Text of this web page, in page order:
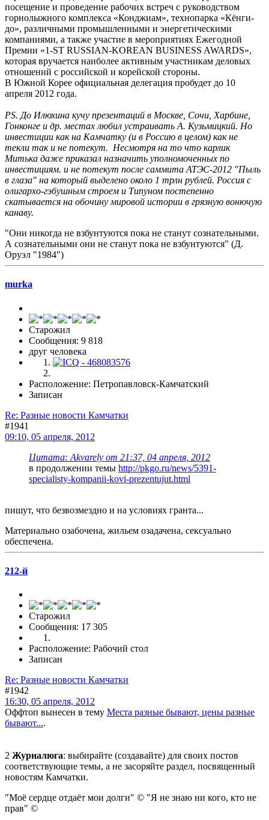
посещение и проведение рабочих встреч с руководством
горнолыжного комплекса «Конджиам», технопарка «Кёнги-
до», различными промышленными и энергетическими
компаниями, а также участие в мероприятиях Ежегодной
Премии «1-ST RUSSIAN-KOREAN BUSINESS AWARDS»,
которая вручается наиболее активным участникам деловых
отношений с российской и корейской стороны.
В Южной Корее официальная делегация пробудет до 10
апреля 2012 года.
PS. До Илюхина кучу презентаций в Москве, Сочи, Харбине,
Гонконге и др. местах любил устраивать А. Кузьмицкий. Но
инвестиции как на Камчатку (и в Россию в целом) как не
текли так и не потекут. Несмотря на то что карлик
Митька даже приказал назначить уполномоченных по
инвестициям. и не потекут после саммита АТЭС-2012 "Пыль
в глаза" на который выделено около 1 трлн рублей. Россия с
олигархо-гэбушным строем и Типуном постепенно
скатывается на обочину мировой истории в грязную вонючую
канаву.
"Они никогда не взбунтуются пока не станут сознательными.
А сознательными они не станут пока не взбунтуются" (Д.
Оруэл "1984")
murka
Старожил
Сообщения: 9 818
друг человека
Расположение: Петропавловск-Камчатский
Записан
Re: Разные новости Камчатки
#1941
09:10, 05 апреля, 2012
Цитата: Akvarely от 21:37, 04 апреля, 2012
в продолжении темы http://pkgo.ru/news/5391-
specialisty-kompanii-kovi-prezentujut.html
пишут, что безвозмездно и на условиях гранта...
Материально озабочена, жильем озадачена, сексуально
обеспечена.
212-й
Старожил
Сообщения: 17 305
Расположение: Рабочий стол
Записан
Re: Разные новости Камчатки
#1942
16:30, 05 апреля, 2012
Оффтоп вынесен в тему Места разные бывают, цены разные
бывают....
2 Журналюга: выбирайте (создавайте) для своих постов
соответствующие темы, а не засоряйте раздел, посвященный
новостям Камчатки.
"Моё сердце отдаёт мои долги" © "Я не знаю ни кого, кто не
прав" ©